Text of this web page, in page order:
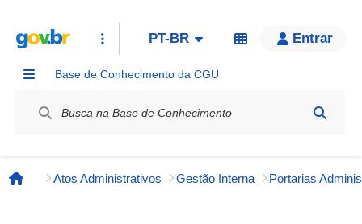
PT-BR Entrar
Base de Conhecimento da CGU
Página inicial
Atos Administrativos Gestão Interna